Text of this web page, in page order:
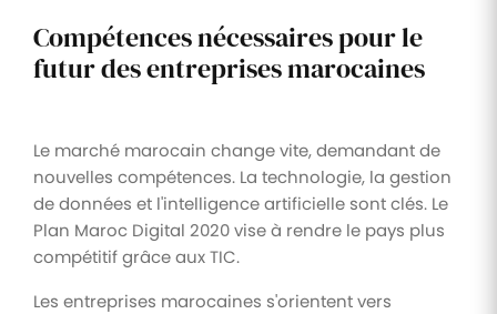
Compétences nécessaires pour le
futur des entreprises marocaines
Le marché marocain change vite, demandant de
nouvelles compétences. La technologie, la gestion
de données et l'intelligence artificielle sont clés. Le
Plan Maroc Digital 2020 vise à rendre le pays plus
compétitif grâce aux TIC.
Les entreprises marocaines s'orientent vers